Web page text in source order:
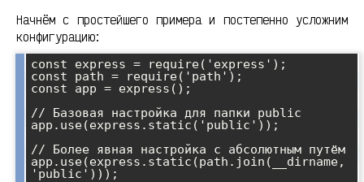
Начнём с простейшего примера и постепенно усложним
конфигурацию:
const express = require('express');
const path = require('path');
const app = express();
// Базовая настройка для папки public
app.use(express.static('public'));
// Более явная настройка с абсолютным путём
app.use(express.static(path.join(__dirname,
'public')));